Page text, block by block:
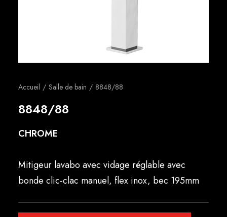
Accueil Salle de bain 8848/88
8848/88
CHROME
Mitigeur lavabo avec vidage réglable avec
bonde clic-clac manuel, flex inox, bec 195mm